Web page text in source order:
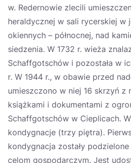
w. Redernowie zlecili
heraldycznej w sali rycerskiej w
okiennych – północnej, nad
siedzenia. W 1732 r. wieża
Schaffgotschów i pozostała w
r. W 1944 r., w obawie przed
umieszczono w niej 16 skrzyń z
książkami i dokumentami z
Schaffgotschów w Cieplicach.
kondygnacje (trzy piętra).
kondygnacja zostały podzielone
celom gospodarczym. Jest